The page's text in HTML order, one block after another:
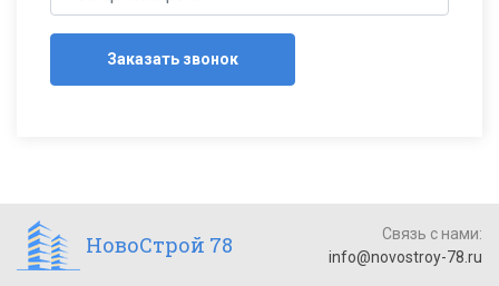
Заказать звонок
НовоСтрой 78
Связь с нами:
info@novostroy-78.ru